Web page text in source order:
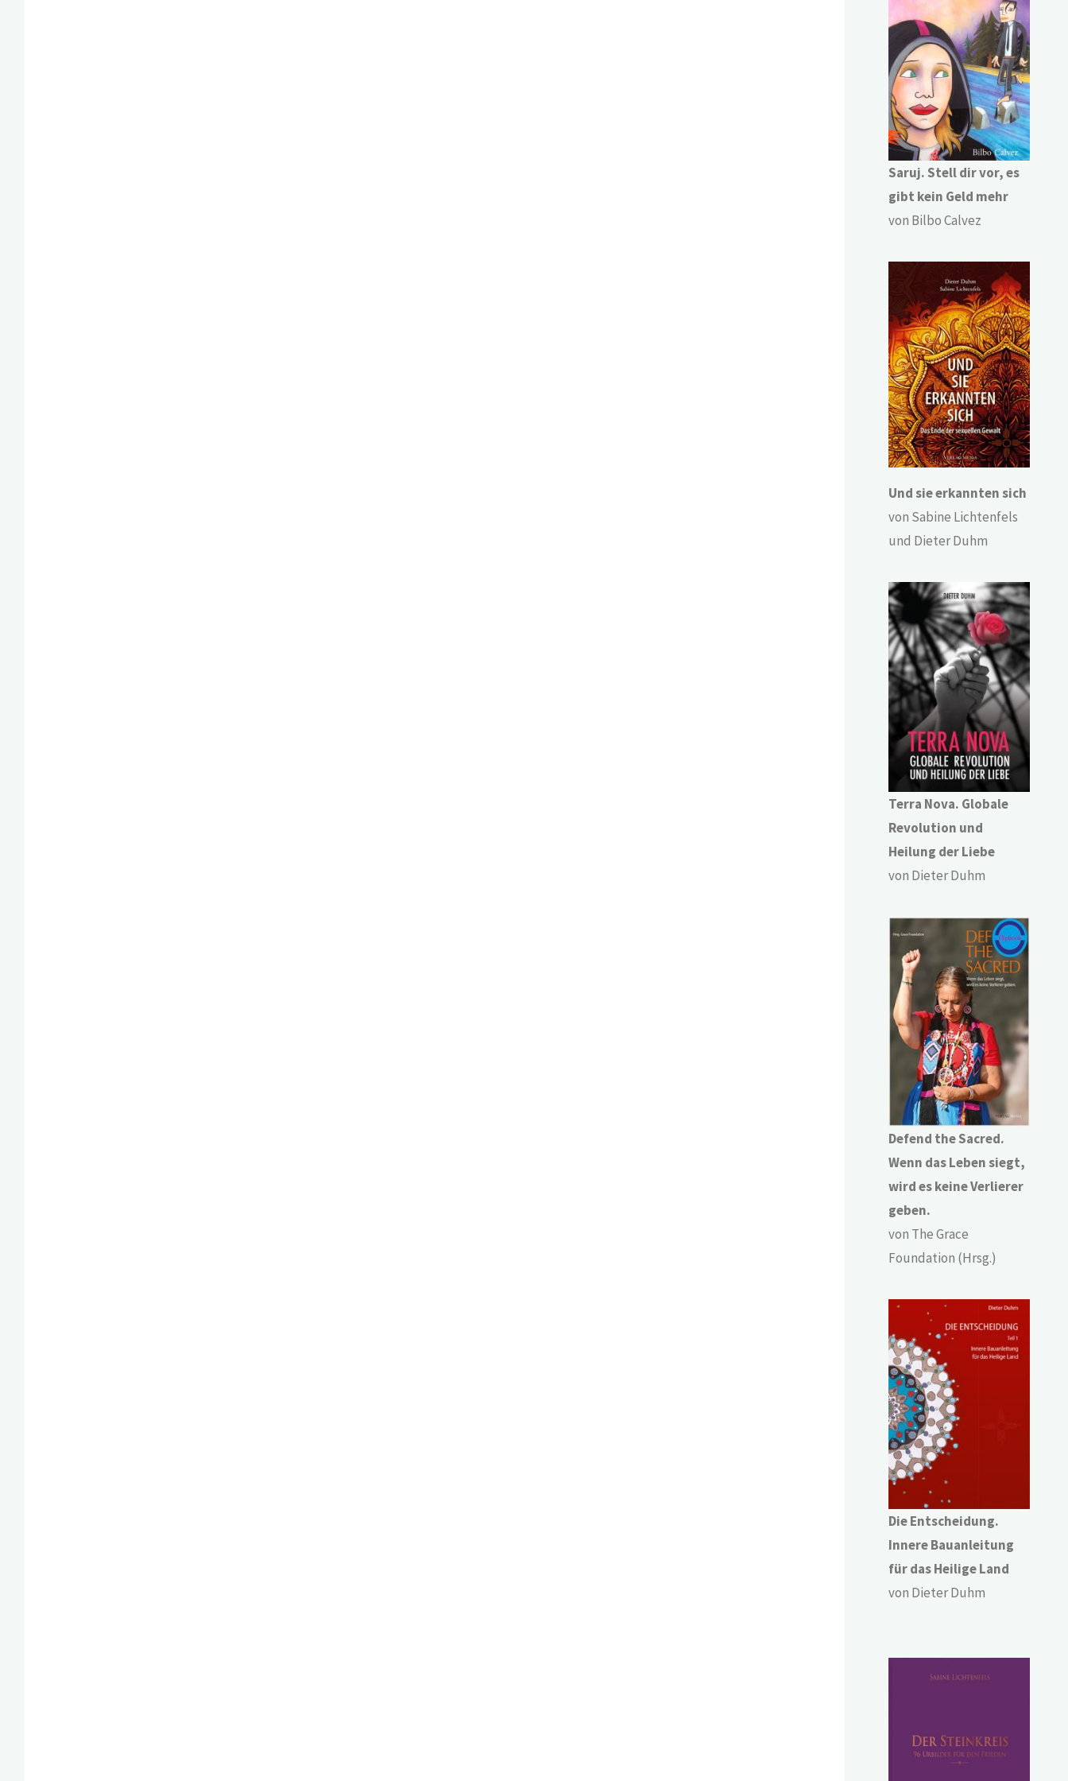
Saruj. Stell dir vor, es
gibt kein Geld mehr
von Bilbo Calvez
Und sie erkannten sich
von Sabine Lichtenfels
und Dieter Duhm
Terra Nova. Globale
Revolution und
Heilung der Liebe
von Dieter Duhm
Defend the Sacred.
Wenn das Leben siegt,
wird es keine Verlierer
geben.
von The Grace
Foundation (Hrsg.)
Die Entscheidung.
Innere Bauanleitung
für das Heilige Land
von Dieter Duhm